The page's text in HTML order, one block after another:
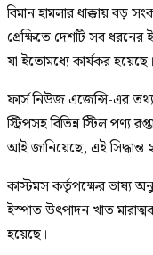
বিমান হামলার ধাক্কায় বড়
প্রেক্ষিতে দেশটি সব ধরনের
যা ইতোমধ্যে কার্যকর হয়েছে।
ফার্স নিউজ এজেন্সি-এর
স্ট্রিপসহ বিভিন্ন স্টিল পণ্য
আই জানিয়েছে, এই সিদ্ধান্ত
কাস্টমস কর্তৃপক্ষের ভাষ্য
ইস্পাত উৎপাদন খাত
হয়েছে।